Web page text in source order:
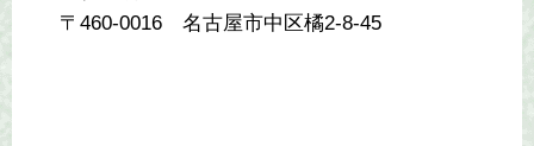
〒460-0016 名古屋市中区橘2-8-45